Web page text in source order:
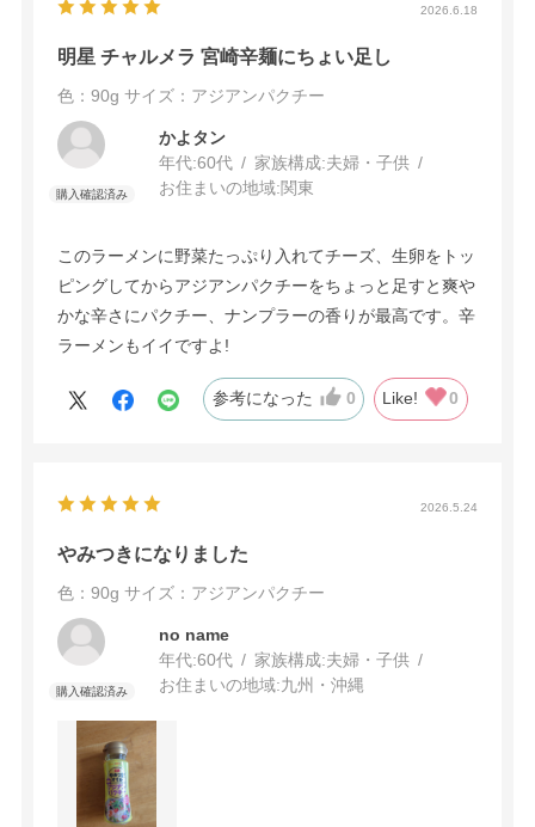
2026.6.18
明星 チャルメラ 宮崎辛麺にちょい足し
色：90g サイズ：アジアンパクチー
かよタン
年代:60代 家族構成:夫婦・子供
お住まいの地域:関東
このラーメンに野菜たっぷり入れてチーズ、生卵をトッ
ピングしてからアジアンパクチーをちょっと足すと爽や
かな辛さにパクチー、ナンプラーの香りが最高です。辛
ラーメンもイイですよ!
参考になった 0 Like! 0
2026.5.24
やみつきになりました
色：90g サイズ：アジアンパクチー
no name
年代:60代 家族構成:夫婦・子供
お住まいの地域:九州・沖縄